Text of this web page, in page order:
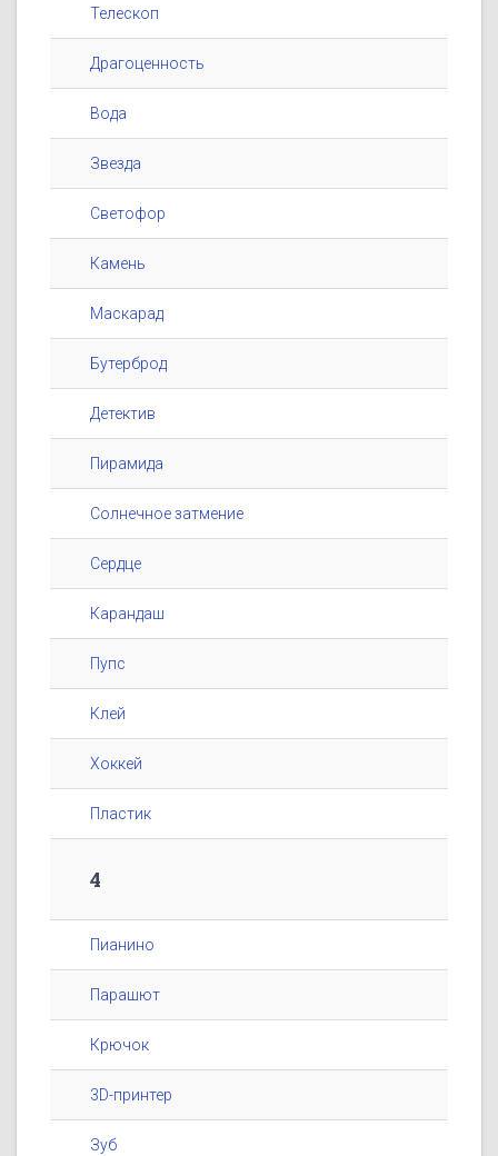
Телескоп
Драгоценность
Вода
Звезда
Светофор
Камень
Маскарад
Бутерброд
Детектив
Пирамида
Солнечное затмение
Сердце
Карандаш
Пупс
Клей
Хоккей
Пластик
4
Пианино
Парашют
Крючок
3D-принтер
Зуб